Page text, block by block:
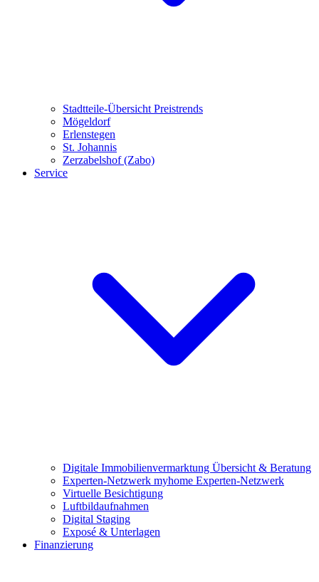
Stadtteile-Übersicht Preistrends
Mögeldorf
Erlenstegen
St. Johannis
Zerzabelshof (Zabo)
Service
Digitale Immobilienvermarktung Übersicht & Beratung
Experten-Netzwerk myhome Experten-Netzwerk
Virtuelle Besichtigung
Luftbildaufnahmen
Digital Staging
Exposé & Unterlagen
Finanzierung